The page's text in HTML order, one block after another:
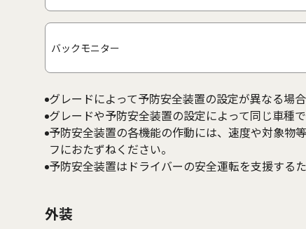
バックモニター
グレードによって予防安全装置の設定が異なる場合
グレードや予防安全装置の設定によって同じ車種
予防安全装置の各機能の作動には、速度や対象物
フにおたずねください。
予防安全装置はドライバーの安全運転を支援する
外装